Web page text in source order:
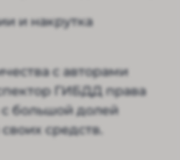
и накрутка
с авторами
ГИБДД права
большой долей
средств.